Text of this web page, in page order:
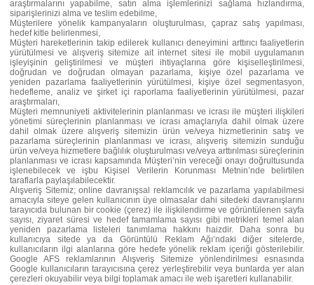
araştırmalarını yapabilme, satın alma işlemlerinizi sağlama hızlandırma,
siparişlerinizi alma ve teslim edebilme,
Müşterilere yönelik kampanyaların oluşturulması, çapraz satış yapılması,
hedef kitle belirlenmesi,
Müşteri hareketlerinin takip edilerek kullanıcı deneyimini arttırıcı faaliyetlerin
yürütülmesi ve alışveriş sitemize ait internet sitesi ile mobil uygulamanın
işleyişinin geliştirilmesi ve müşteri ihtiyaçlarına göre kişiselleştirilmesi,
doğrudan ve doğrudan olmayan pazarlama, kişiye özel pazarlama ve
yeniden pazarlama faaliyetlerinin yürütülmesi, kişiye özel segmentasyon,
hedefleme, analiz ve şirket içi raporlama faaliyetlerinin yürütülmesi, pazar
araştırmaları,
Müşteri memnuniyeti aktivitelerinin planlanması ve icrası ile müşteri ilişkileri
yönetimi süreçlerinin planlanması ve icrası amaçlarıyla dahil olmak üzere
dahil olmak üzere alışveriş sitemizin ürün ve/veya hizmetlerinin satış ve
pazarlama süreçlerinin planlanması ve icrası, alışveriş sitemizin sunduğu
ürün ve/veya hizmetlere bağlılık oluşturulması ve/veya arttırılması süreçlerinin
planlanması ve icrası kapsamında Müşteri’nin vereceği onayı doğrultusunda
işlenebilecek ve işbu Kişisel Verilerin Korunması Metnin’nde belirtilen
taraflarla paylaşılabilecektir.
Alışveriş Sitemiz; online davranışsal reklamcılık ve pazarlama yapılabilmesi
amacıyla siteye gelen kullanıcının üye olmasalar dahi sitedeki davranışlarını
tarayıcıda bulunan bir cookie (çerez) ile ilişkilendirme ve görüntülenen sayfa
sayısı, ziyaret süresi ve hedef tamamlama sayısı gibi metrikleri temel alan
yeniden pazarlama listeleri tanımlama hakkını haizdir. Daha sonra bu
kullanıcıya sitede ya da Görüntülü Reklam Ağı’ndaki diğer sitelerde,
kullanıcıların ilgi alanlarına göre hedefe yönelik reklam içeriği gösterilebilir.
Google AFS reklamlarının Alışveriş Sitemize yönlendirilmesi esnasında
Google kullanıcıların tarayıcısına çerez yerleştirebilir veya bunlarda yer alan
çerezleri okuyabilir veya bilgi toplamak amacı ile web işaretleri kullanabilir.